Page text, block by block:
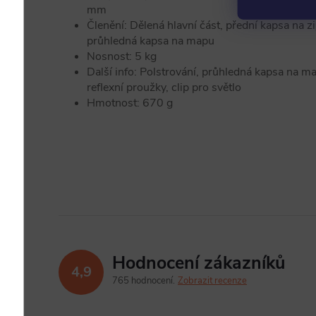
mm
Členění: Dělená hlavní část, přední kapsa na
průhledná kapsa na mapu
Nosnost: 5 kg
Další info: Polstrování, průhledná kapsa na
reflexní proužky, clip pro světlo
Hmotnost: 670 g
4,9 Hodnocení zákazníků
765 hodnocení Zobrazit recenze